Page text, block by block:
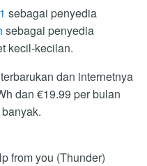
sebagai penyedia
sebagai penyedia
kecil-kecilan.
dan internetnya
dan €19.99 per bulan
from you (Thunder)